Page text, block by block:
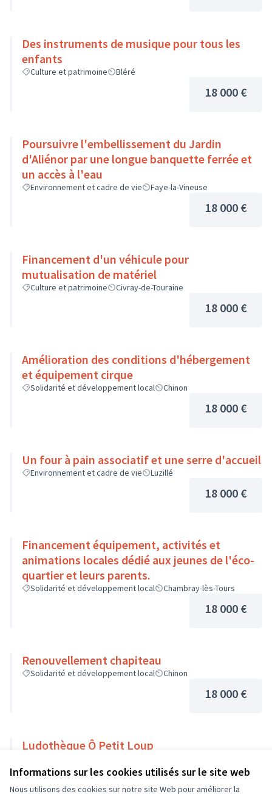
Informations sur les cookies utilisés sur le site web
Nous utilisons des cookies sur notre site Web pour améliorer la
Des instruments de musique pour tous les
enfants
Culture et patrimoine Bléré
18 000 €
Poursuivre l'embellissement du Jardin
d'Aliénor par une longue banquette ferrée et
un accès à l'eau
Environnement et cadre de vie Faye-la-Vineuse
18 000 €
Financement d'un véhicule pour
mutualisation de matériel
Culture et patrimoine Civray-de-Touraine
18 000 €
Amélioration des conditions d'hébergement
et équipement cirque
Solidarité et développement local Chinon
18 000 €
Un four à pain associatif et une serre d'accueil
Environnement et cadre de vie Luzillé
18 000 €
Financement équipement, activités et
animations locales dédié aux jeunes de l'éco-
quartier et leurs parents.
Solidarité et développement local Chambray-lès-Tours
18 000 €
Renouvellement chapiteau
Solidarité et développement local Chinon
18 000 €
Ludothèque Ô Petit Loup
18 000 €